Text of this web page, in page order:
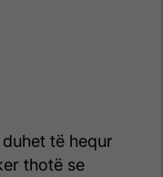
të hequr
thotë se